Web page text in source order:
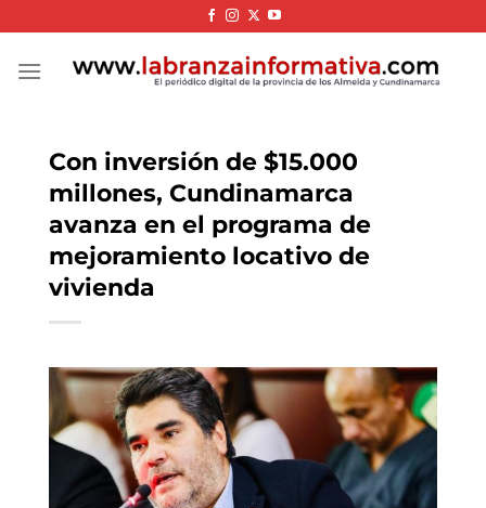
to
content
Con inversión de $15.000
millones, Cundinamarca
avanza en el programa de
mejoramiento locativo de
vivienda